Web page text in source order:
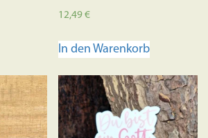
12,49€
In den Warenkorb